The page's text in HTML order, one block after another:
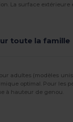
La surface
toute la famille
adultes (modèles
optimal. Pour les
à hauteur de genou.